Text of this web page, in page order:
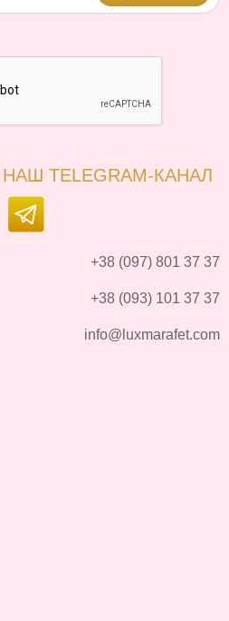
TELEGRAM-КАНАЛ
+38 (097) 801 37 37
+38 (093) 101 37 37
info@luxmarafet.com